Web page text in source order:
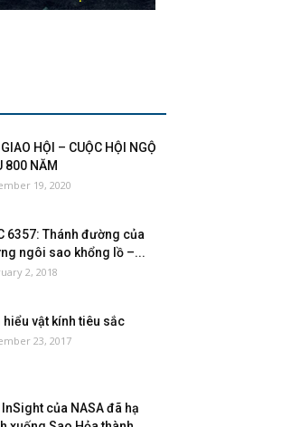
HỘI – CUỘC HỘI NGỘ
800 NĂM
19, 2020
6357: Thánh đường của
ngôi sao khổng lồ –...
2, 2018
hiểu vật kính tiêu sắc
23, 2017
InSight của NASA đã hạ